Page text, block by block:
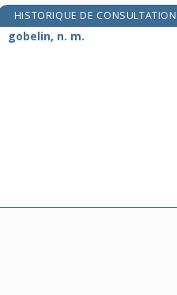
gobetage, n. m.
HISTORIQUE DE CONSULTATION
gobelin, n. m.